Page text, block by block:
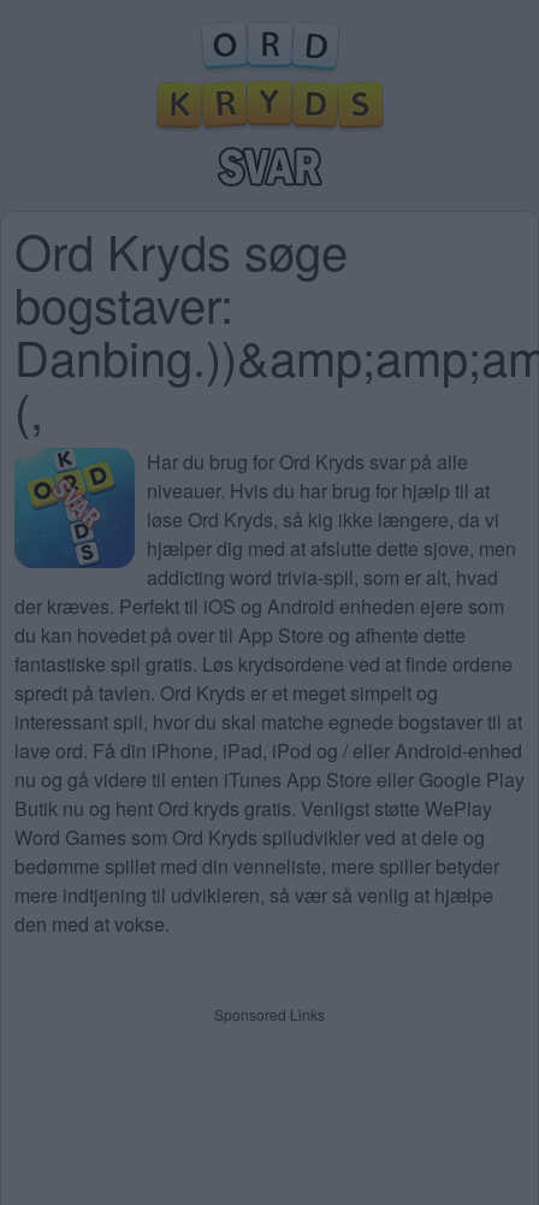
Ord Kryds søge
bogstaver:
(,
Har du brug for Ord Kryds svar på alle
niveauer. Hvis du har brug for hjælp til at
løse Ord Kryds, så kig ikke længere, da vi
hjælper dig med at afslutte dette sjove, men
addicting word trivia-spil, som er alt, hvad
der kræves. Perfekt til iOS og Android enheden ejere som
du kan hovedet på over til App Store og afhente dette
fantastiske spil gratis. Løs krydsordene ved at finde ordene
spredt på tavlen. Ord Kryds er et meget simpelt og
interessant spil, hvor du skal matche egnede bogstaver til at
lave ord. Få din iPhone, iPad, iPod og / eller Android-enhed
nu og gå videre til enten iTunes App Store eller Google Play
Butik nu og hent Ord kryds gratis. Venligst støtte WePlay
Word Games som Ord Kryds spiludvikler ved at dele og
bedømme spillet med din venneliste, mere spiller betyder
mere indtjening til udvikleren, så vær så venlig at hjælpe
den med at vokse.
Sponsored Links